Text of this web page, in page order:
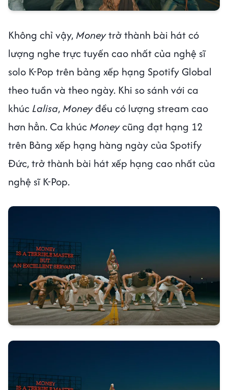
Không chỉ vậy, Moneytrở thành bài hát có
lượng nghe trực tuyến cao nhất của nghệ sĩ
solo K-Pop trên bảng xếp hạng Spotify Global
theo tuần và theo ngày. Khi so sánh với ca
khúc Lalisa, Moneyđều có lượng stream cao
hơn hẳn. Ca khúc Moneycũng đạt hạng 12
trên Bảng xếp hạng hàng ngày của Spotify
Đức, trở thành bài hát xếp hạng cao nhất của
nghệ sĩ K-Pop.